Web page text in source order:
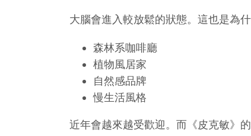
大腦會進入較放鬆的狀態。這也是為什
森林系咖啡廳
植物風居家
自然感品牌
慢生活風格
近年會越來越受歡迎。而《皮克敏》